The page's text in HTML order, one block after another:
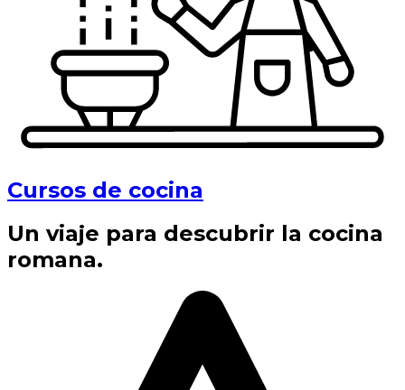
Cursos de cocina
Un viaje para descubrir la cocina
romana.